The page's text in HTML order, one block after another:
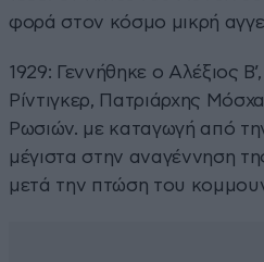
φορά στον κόσμο μικρή
1929: Γεννήθηκε ο Αλέξιος
Ρίντιγκερ, Πατριάρχης
Ρωσιών. με καταγωγή από
μέγιστα στην αναγέννηση
μετά την πτώση του